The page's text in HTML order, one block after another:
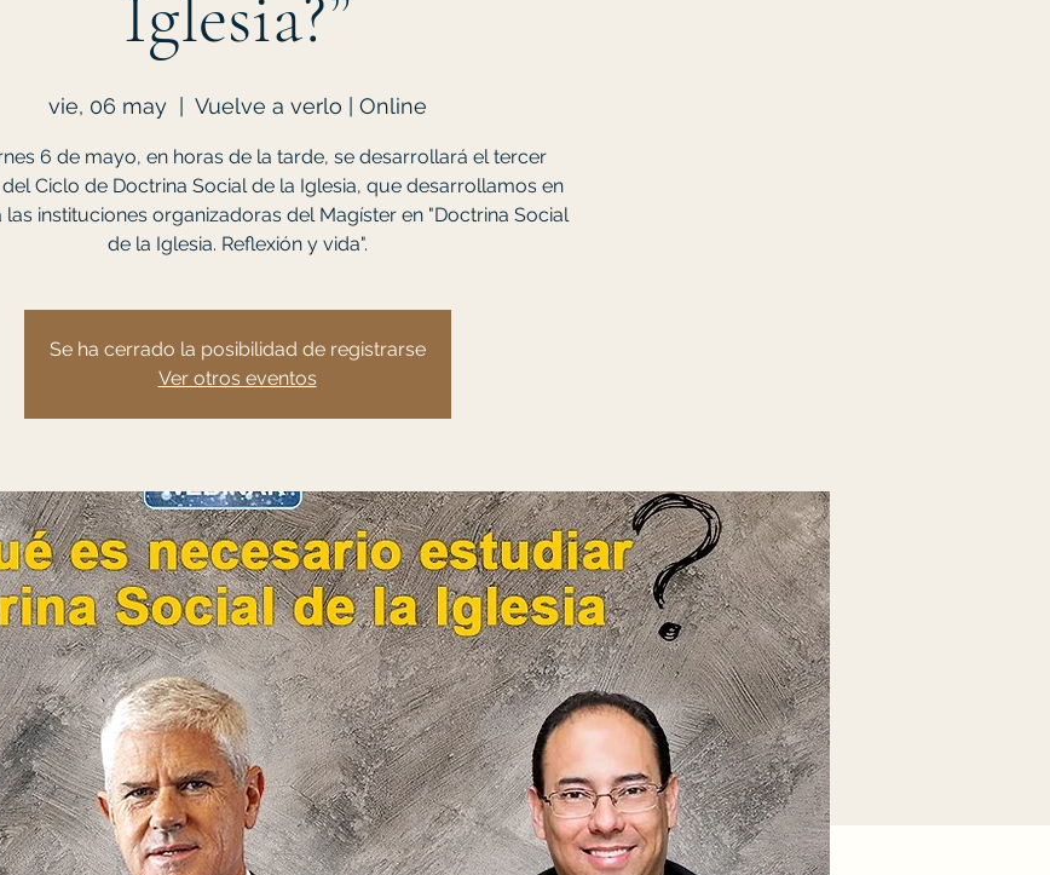
Iglesia?”
vie, 06 may
  |
Vuelve a verlo | Online
6 de mayo, en horas de la tarde, se desarrollará el tercer
Ciclo de Doctrina Social de la Iglesia, que desarrollamos en
instituciones organizadoras del Magíster en "Doctrina Social
de la Iglesia. Reflexión y vida".
Se ha cerrado la posibilidad de registrarse
Ver otros eventos